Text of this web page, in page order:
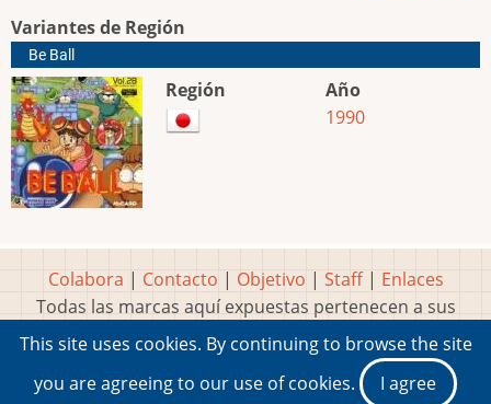
Variantes de Región
Be Ball
Región
Año
1990
Colabora | Contacto | Objetivo | Staff| Enlaces
Todas las marcas aquí expuestas pertenecen a sus
respectivos y legítimos dueños
Idea, página, contenidos y diseños creados porMarty
2001-2026 Museo del Videojuego®
This site uses cookies. By continuing to browse the site
you are agreeing to our use of cookies.
I agree